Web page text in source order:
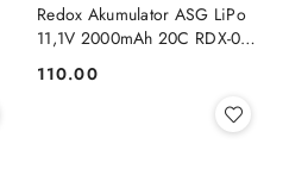
Redox Akumulator ASG LiPo
11,1V 2000mAh 20C RDX-06-
Cena:
110.00